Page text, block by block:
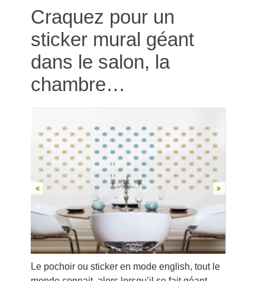
Craquez pour un
sticker mural géant
dans le salon, la
chambre…
Le pochoir ou sticker en mode english, tout le